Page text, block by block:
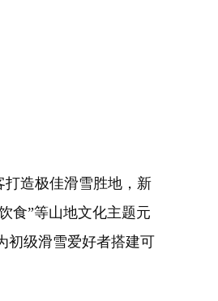
造极佳滑雪胜地，新
食”等山地文化主题元
初级滑雪爱好者搭建可